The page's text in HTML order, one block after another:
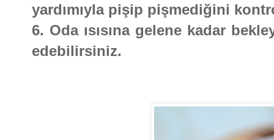
yardımıyla pişip pişmediğini
6. Oda ısısına gelene kadar
edebilirsiniz.